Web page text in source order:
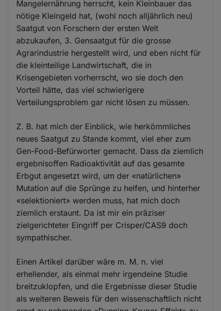
Mangelernährung herrscht, kein Kleinbauer das
nötige Kleingeld hat, (wohl noch alljährlich neu)
Saatgut von Forschern der ersten Welt
abzukaufen, 3. Gensaatgut für die grosse
Agrarindustrie hergestellt wird, und eben nicht für
die kleinteilige Landwirtschaft, die in
Krisengebieten vorherrscht, wo sie doch den
Vorteil hätte, das viel schwierigere
Verteilungsproblem gar nicht lösen zu müssen.
Z. B. hat mich der Einblick, wie herkömmliches
neues Saatgut zu Stande kommt, viel eher zum
Gen-Food-Befürworter gemacht. Dass da ziemlich
ergebnisoffen Radioaktivität auf das gesamte
Erbgut angesetzt wird, um der «natürlichen»
Mutation auf die Sprünge zu helfen, und hinterher
«selektioniert» werden muss, hat mich doch
ziemlich erstaunt. Da ist mir ein präziser
zielgerichteter Eingriff per Crisper/CAS9 doch
sympathischer.
Einen Artikel darüber wäre m. M. n. viel
erhellender, als einmal mehr irgendeine Studie
breitzuklopfen, und die Ergebnisse dieser Studie
als weiteren Beweis für den wissenschaftlich nicht